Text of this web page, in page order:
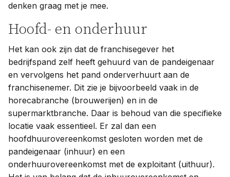
denken graag met je mee.
Hoofd- en onderhuur
Het kan ook zijn dat de franchisegever het
bedrijfspand zelf heeft gehuurd van de pandeigenaar
en vervolgens het pand onderverhuurt aan de
franchisenemer. Dit zie je bijvoorbeeld vaak in de
horecabranche (brouwerijen) en in de
supermarktbranche. Daar is behoud van die specifieke
locatie vaak essentieel. Er zal dan een
hoofdhuurovereenkomst gesloten worden met de
pandeigenaar (inhuur) en een
onderhuurovereenkomst met de exploitant (uithuur).